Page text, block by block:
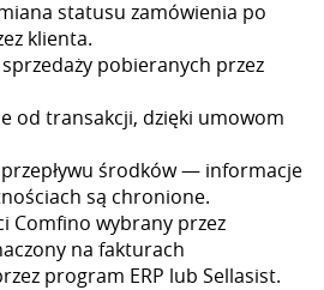
statusu zamówienia po
klienta.
pobieranych przez
od transakcji, dzięki umowom
środków — informacje
są chronione.
Comfino wybrany przez
na fakturach
program ERP lub Sellasist.